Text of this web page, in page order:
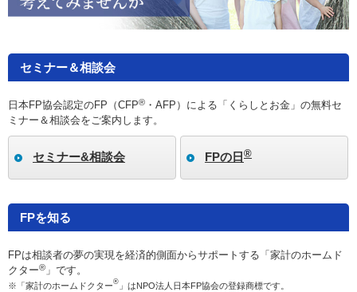
セミナー＆相談会
日本FP協会認定のFP（CFP® ・AFP）による「くらしとお金」の無料セ
ミナー＆相談会をご案内します。
セミナー&相談会 FPの日 ®
FPを知る
FPは相談者の夢の実現を経済的側面からサポートする「家計のホームド
クター® 」です。
※「家計のホームドクター® 」はNPO法人日本FP協会の登録商標です。